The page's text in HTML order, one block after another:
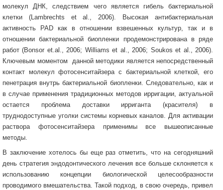
молекул ДНК, следствием чего является гибель бактериальной
клетки (Lambrechts et al., 2006). Высокая антибактериальная
активность PAD как в отношении взвешенных культур, так и в
отношении бактериальной биопленки продемонстрирована в ряде
работ (Bonsor et.al., 2006; Williams et al., 2006; Soukos et al., 2006).
Ключевым моментом данной методики является непосредственный
контакт молекул фотосенситайзера с бактериальной клеткой, его
пенетрация внутрь бактериальной биопленки. Следовательно, как и
в случае применения традиционных методов ирригации, актуальной
остается проблема доставки ирриганта (красителя) в
труднодоступные уголки системы корневых каналов. Для активации
раствора фотосенситайзера применимы все вышеописанные
методы.
В заключение хотелось бы еще раз отметить, что на сегодняшний
день стратегия эндодонтического лечения все больше склоняется к
использованию концепции биологической целесообразности
проводимого вмешательства. Такой подход, в свою очередь, привел